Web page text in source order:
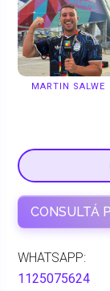
MARTIN SALWE
CONSULTÁ
WHATSAPP:
1125075624